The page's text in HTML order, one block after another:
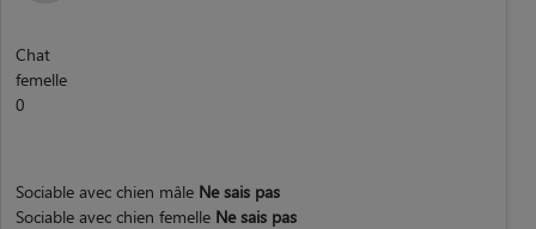
Chat
femelle
0
Sociable avec chien mâle Ne sais pas
Sociable avec chien femelle Ne sais pas